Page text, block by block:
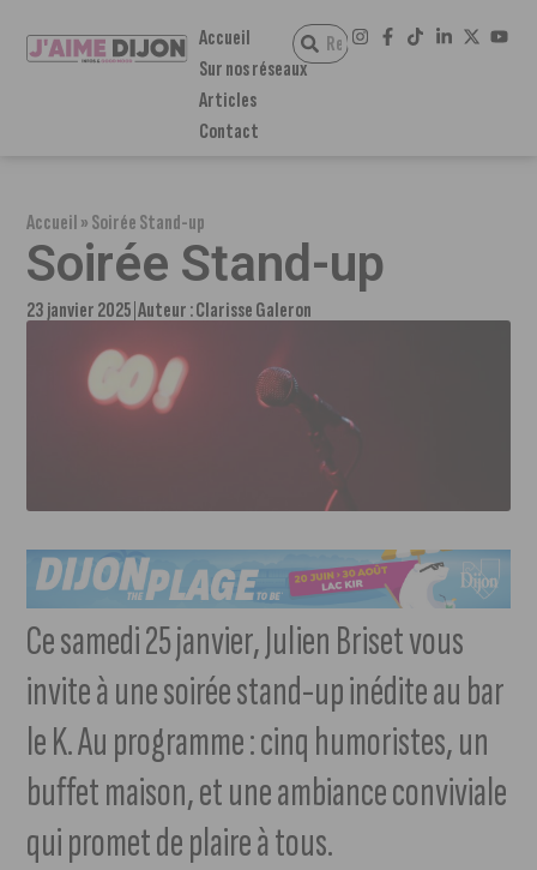
Accueil
Sur nos réseaux
Articles
Contact
Accueil»Soirée Stand-up
Soirée Stand-up
23 janvier 2025 Auteur :Clarisse Galeron
Ce samedi 25 janvier, Julien Briset vous
invite à une soirée stand-up inédite au bar
le K. Au programme : cinq humoristes, un
buffet maison, et une ambiance conviviale
qui promet de plaire à tous.